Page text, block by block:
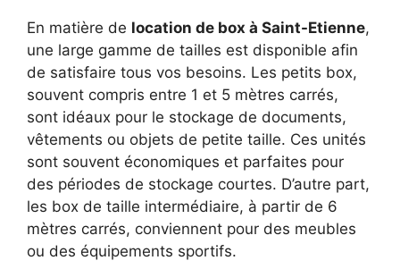
En matière de location de box à Saint-Etienne,
une large gamme de tailles est disponible afin
de satisfaire tous vos besoins. Les petits box,
souvent compris entre 1 et 5 mètres carrés,
sont idéaux pour le stockage de documents,
vêtements ou objets de petite taille. Ces unités
sont souvent économiques et parfaites pour
des périodes de stockage courtes. D’autre part,
les box de taille intermédiaire, à partir de 6
mètres carrés, conviennent pour des meubles
ou des équipements sportifs.